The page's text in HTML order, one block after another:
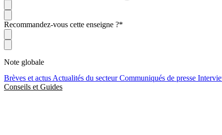
Brèves et actus Actualités du secteurCommuniqués de presse
Conseils et Guides
Recommandez-vous cette enseigne ?*
Note globale